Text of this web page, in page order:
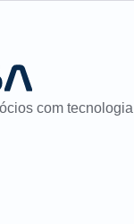
com